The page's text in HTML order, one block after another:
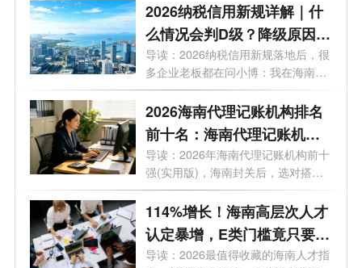
2026纳税信用新规详解｜什
么情况会判D级？降级原因及
信用修复方法
导读：2026纳税信用新规落地后，很
多企业老板都在问小博：我在海南的
企业...
2026海南代理记账机构排名
前十名：海南代理记账机构
哪家好？
导读：2026年海南代理记账机构前十
强(实用版)，海南封关后，选对搭档
可以少...
114%增长！海南高层次人才
认定暴增，E类门槛竟只要个
税5万/年
导读：2026最值得收藏的海南人才指